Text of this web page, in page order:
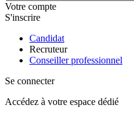
Votre compte
S'inscrire
Candidat
Recruteur
Conseiller professionnel
Se connecter
Accédez à votre espace dédié